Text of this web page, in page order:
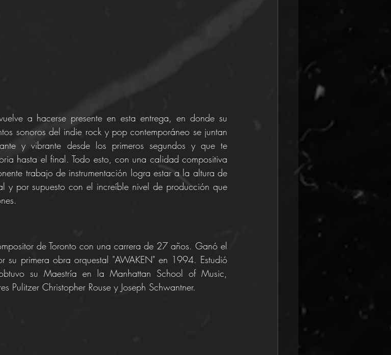
a hacerse presente en esta entrega, en donde su
sonoros del indie rock y pop contemporáneo se juntan
y vibrante desde los primeros segundos y que te
hasta el final. Todo esto, con una calidad compositiva
trabajo de instrumentación logra estar a la altura de
y por supuesto con el increíble nivel de producción que
de Toronto con una carrera de 27 años. Ganó el
su primera obra orquestal "AWAKEN" en 1994. Estudió
su Maestría en la Manhattan School of Music,
Pulitzer Christopher Rouse y Joseph Schwantner.